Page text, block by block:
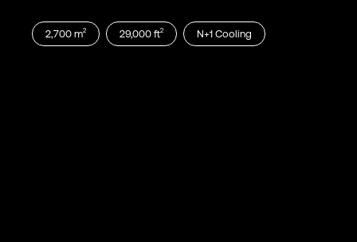
2,700 m2 29,000 ft2 N+1 Cooling